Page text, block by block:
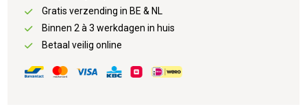
Gratis verzending in BE & NL
Binnen 2 à 3 werkdagen in huis
Betaal veilig online